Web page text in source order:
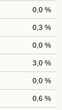
0,0 %
0,3 %
0,0 %
3,0 %
0,0 %
0,6 %